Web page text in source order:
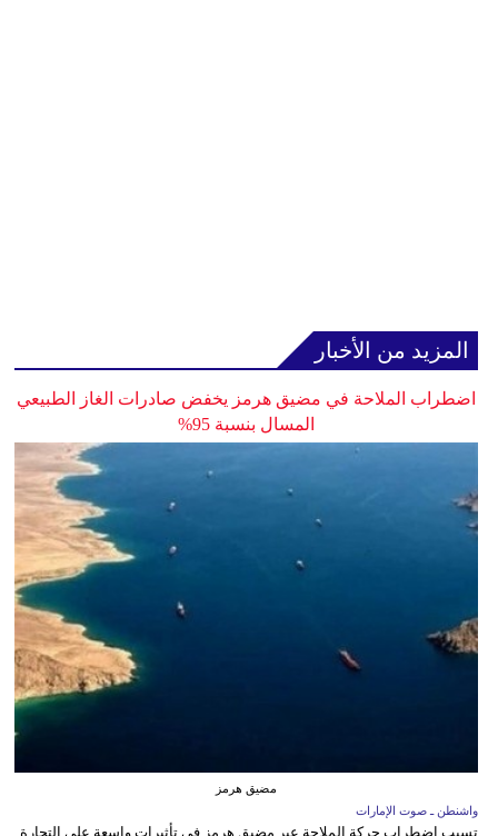
المزيد من الأخبار
اضطراب الملاحة في مضيق هرمز يخفض صادرات الغاز الطبيعي
المسال بنسبة 95%
مضيق هرمز
واشنطن ـ صوت الإمارات
تسبب اضطراب حركة الملاحة عبر مضيق هرمز في تأثيرات واسعة على التجارة